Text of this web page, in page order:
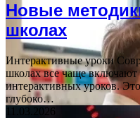
Новые
школах
Интерактивные уроки
школах все чаще включают
интерактивных уроков.
глубоко…
11.03.2026